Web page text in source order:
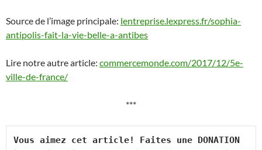
Source de l’image principale: lentreprise.lexpress.fr/sophia-
antipolis-fait-la-vie-belle-a-antibes
Lire notre autre article: commercemonde.com/2017/12/5e-
ville-de-france/
***
Vous aimez cet article! Faites une DONATION